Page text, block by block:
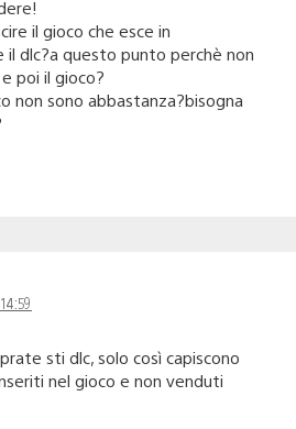
il gioco che esce in
il dlc?a questo punto perchè non
poi il gioco?
non sono abbastanza?bisogna
sti dlc, solo così capiscono
nel gioco e non venduti